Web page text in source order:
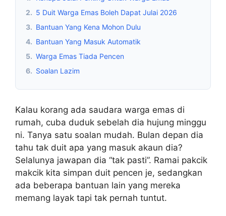
2. 5 Duit Warga Emas Boleh Dapat Julai 2026
3. Bantuan Yang Kena Mohon Dulu
4. Bantuan Yang Masuk Automatik
5. Warga Emas Tiada Pencen
6. Soalan Lazim
Kalau korang ada saudara warga emas di
rumah, cuba duduk sebelah dia hujung minggu
ni. Tanya satu soalan mudah. Bulan depan dia
tahu tak duit apa yang masuk akaun dia?
Selalunya jawapan dia “tak pasti”. Ramai pakcik
makcik kita simpan duit pencen je, sedangkan
ada beberapa bantuan lain yang mereka
memang layak tapi tak pernah tuntut.